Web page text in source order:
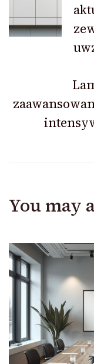
You may